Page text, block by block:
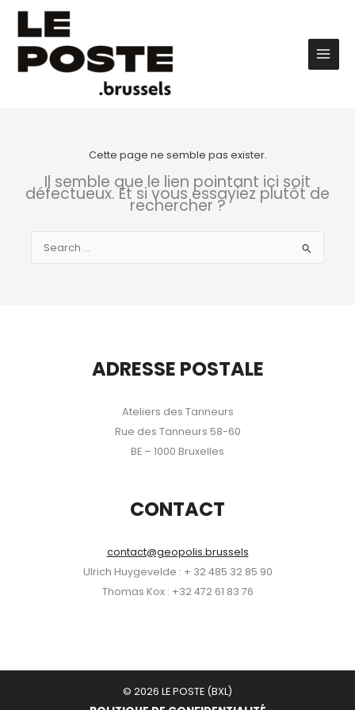
contenu
Main
Cette page ne semble pas exister.
Il semble que le lien pointant ici soit
défectueux. Et si vous essayiez plutôt de
rechercher ?
ADRESSE POSTALE
Ateliers des Tanneurs
Rue des Tanneurs 58-60
BE – 1000 Bruxelles
CONTACT
contact@geopolis.brussels
Ulrich Huygevelde : + 32 485 32 85 90
Thomas Kox : +32 472 61 83 76
© 2026 LE POSTE (BXL)